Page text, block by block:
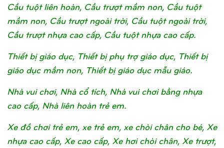
Cầu tuột liên hoàn, Cầu trượt mầm non, Cầu tuột
mầm non, Cầu trượt ngoài trời, Cầu tuột ngoài trời,
Cầu trượt nhựa cao cấp, Cầu tuột nhựa cao cấp.
Thiết bị giáo dục, Thiết bị phụ trợ giáo dục, Thiết bị
giáo dục mầm non, Thiết bị giáo dục mẫu giáo.
Nhà vui chơi, Nhà cổ tích, Nhà vui chơi bằng nhựa
cao cấp, Nhà liên hoàn trẻ em.
Xe đồ chơi trẻ em, xe trẻ em, xe chòi chân cho bé, Xe
nhựa cao cấp, Xe cao cấp, Xe hơi chòi chân, Xe trượt,